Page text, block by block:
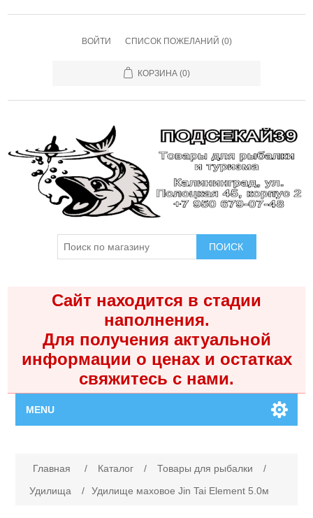
ВОЙТИ СПИСОК ПОЖЕЛАНИЙ (0)
КОРЗИНА (0)
ПОИСК
Сайт находится в стадии
наполнения.
Для получения актуальной
информации о ценах и остатках
свяжитесь с нами.
MENU
Каталог
Главная / Каталог / Товары для рыбалки
/
Удилища
/ Удилище маховое Jin Tai Element 5.0м